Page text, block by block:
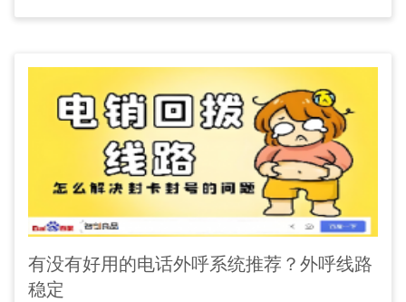
有没有好用的电话外呼系统推荐？外呼线路
稳定